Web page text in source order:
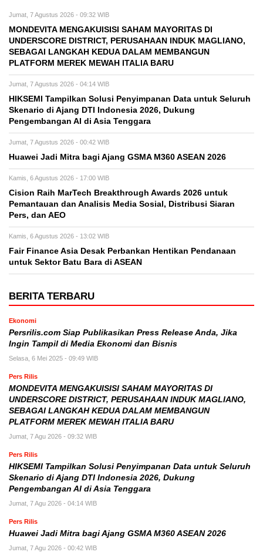
Jumat, 7 Agustus 2026 - 09:32 WIB
MONDEVITA MENGAKUISISI SAHAM MAYORITAS DI
UNDERSCORE DISTRICT, PERUSAHAAN INDUK MAGLIANO,
SEBAGAI LANGKAH KEDUA DALAM MEMBANGUN
PLATFORM MEREK MEWAH ITALIA BARU
Jumat, 7 Agustus 2026 - 04:14 WIB
HIKSEMI Tampilkan Solusi Penyimpanan Data untuk Seluruh
Skenario di Ajang DTI Indonesia 2026, Dukung
Pengembangan AI di Asia Tenggara
Jumat, 7 Agustus 2026 - 00:42 WIB
Huawei Jadi Mitra bagi Ajang GSMA M360 ASEAN 2026
Kamis, 6 Agustus 2026 - 17:00 WIB
Cision Raih MarTech Breakthrough Awards 2026 untuk
Pemantauan dan Analisis Media Sosial, Distribusi Siaran
Pers, dan AEO
Kamis, 6 Agustus 2026 - 13:02 WIB
Fair Finance Asia Desak Perbankan Hentikan Pendanaan
untuk Sektor Batu Bara di ASEAN
BERITA TERBARU
Ekonomi
Persrilis.com Siap Publikasikan Press Release Anda, Jika
Ingin Tampil di Media Ekonomi dan Bisnis
Selasa, 6 Mei 2025 - 09:49 WIB
Pers Rilis
MONDEVITA MENGAKUISISI SAHAM MAYORITAS DI
UNDERSCORE DISTRICT, PERUSAHAAN INDUK MAGLIANO,
SEBAGAI LANGKAH KEDUA DALAM MEMBANGUN
PLATFORM MEREK MEWAH ITALIA BARU
Jumat, 7 Agu 2026 - 09:32 WIB
Pers Rilis
HIKSEMI Tampilkan Solusi Penyimpanan Data untuk Seluruh
Skenario di Ajang DTI Indonesia 2026, Dukung
Pengembangan AI di Asia Tenggara
Jumat, 7 Agu 2026 - 04:14 WIB
Pers Rilis
Huawei Jadi Mitra bagi Ajang GSMA M360 ASEAN 2026
Jumat, 7 Agu 2026 - 00:42 WIB